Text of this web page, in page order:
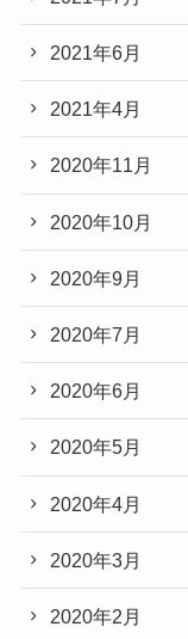
2021年6月
2021年4月
2020年11月
2020年10月
2020年9月
2020年7月
2020年6月
2020年5月
2020年4月
2020年3月
2020年2月